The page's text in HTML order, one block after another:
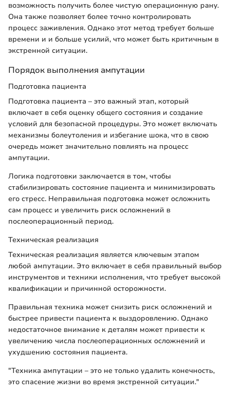
возможность получить более чистую операционную рану.
Она также позволяет более точно контролировать
процесс заживления. Однако этот метод требует больше
времени и и больше усилий, что может быть критичным в
экстренной ситуации.
Порядок выполнения ампутации
Подготовка пациента
Подготовка пациента – это важный этап, который
включает в себя оценку общего состояния и создание
условий для безопасной процедуры. Это может включать
механизмы болеутоления и избегание шока, что в свою
очередь может значительно повлиять на процесс
ампутации.
Логика подготовки заключается в том, чтобы
стабилизировать состояние пациента и минимизировать
его стресс. Неправильная подготовка может осложнить
сам процесс и увеличить риск осложнений в
послеоперационный период.
Техническая реализация
Техническая реализация является ключевым этапом
любой ампутации. Это включает в себя правильный выбор
инструментов и техники исполнения, что требует высокой
квалификации и причинной осторожности.
Правильная техника может снизить риск осложнений и
быстрее привести пациента к выздоровлению. Однако
недостаточное внимание к деталям может привести к
увеличению числа послеоперационных осложнений и
ухудшению состояния пациента.
"Техника ампутации – это не только удалить конечность,
это спасение жизни во время экстренной ситуации."